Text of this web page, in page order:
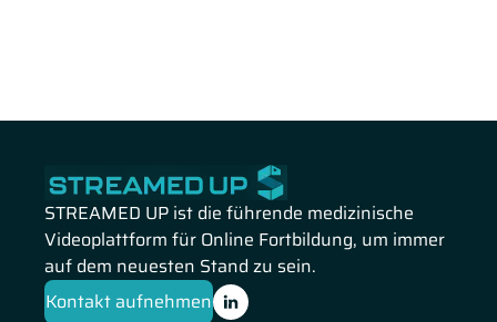
STREAMED UP ist die führende medizinische
Videoplattform für Online Fortbildung, um immer
auf dem neuesten Stand zu sein.
Kontakt aufnehmen